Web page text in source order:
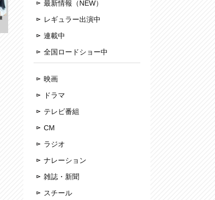
最新情報（NEW）
レギュラー出演中
連載中
全国ロードショー中
映画
ドラマ
テレビ番組
CM
ラジオ
ナレーション
雑誌・新聞
スチール